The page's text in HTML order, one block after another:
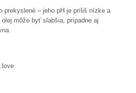
prekyslené – jeho pH je príliš nízke a
môže byť slabšia, prípadne aj